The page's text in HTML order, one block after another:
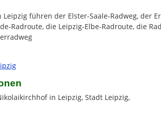
führen der Elster-Saale-Radweg, der
Radroute, die Leipzig-Elbe-Radroute, die
in Leipzig, Stadt Leipzig,